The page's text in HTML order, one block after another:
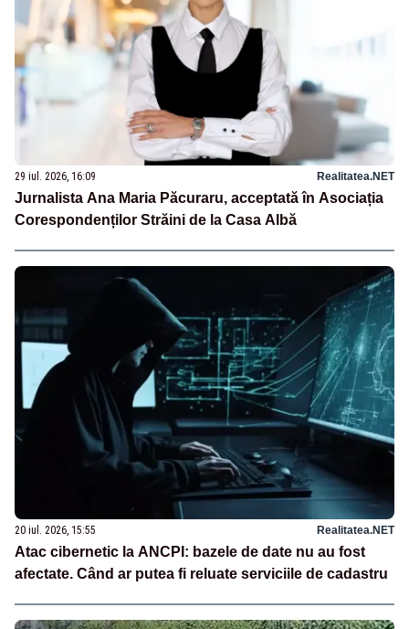
29 iul. 2026, 16:09 Realitatea.NET
Jurnalista Ana Maria Păcuraru, acceptată în Asociația
Corespondenților Străini de la Casa Albă
20 iul. 2026, 15:55 Realitatea.NET
Atac cibernetic la ANCPI: bazele de date nu au fost
afectate. Când ar putea fi reluate serviciile de cadastru